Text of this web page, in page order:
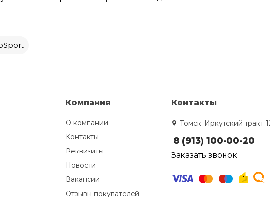
Компания
О компании
Контакты
Реквизиты
Новости
Вакансии
Отзывы покупателей
Контакты
Томск, Иркутский тракт
8 (913) 100-00-20
Заказать звонок